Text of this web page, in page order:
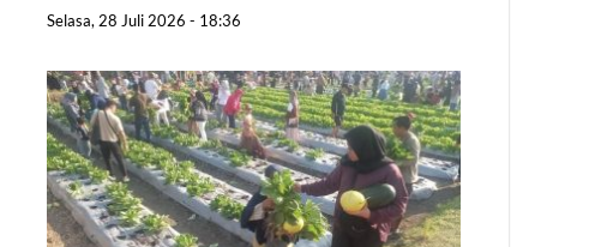
Selasa, 28 Juli 2026 - 18:36